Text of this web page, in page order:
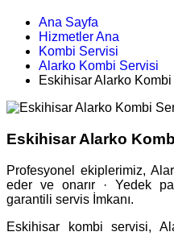
Ana Sayfa
Hizmetler Ana
Kombi Servisi
Alarko Kombi Servisi
Eskihisar Alarko
Eskihisar Alarko
Profesyonel ekiplerimiz,
eder ve onarır · Yedek
garantili servis İmkanı.
Eskihisar kombi servisi,